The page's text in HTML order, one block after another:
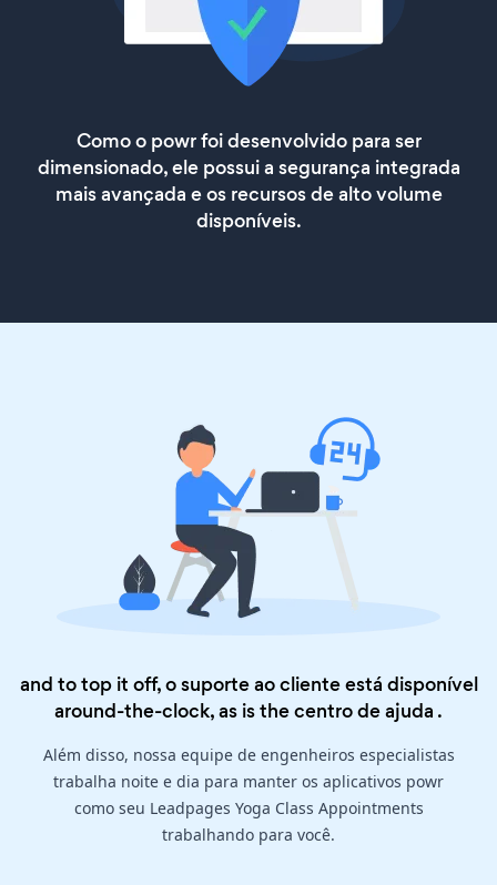
Como o powr foi desenvolvido para ser
dimensionado, ele possui a segurança integrada
mais avançada e os recursos de alto volume
disponíveis.
and to top it off, o suporte ao cliente está disponível
around-the-clock, as is thecentro de ajuda .
Além disso, nossa equipe de engenheiros especialistas
trabalha noite e dia para manter os aplicativos powr
como seu Leadpages Yoga Class Appointments
trabalhando para você.